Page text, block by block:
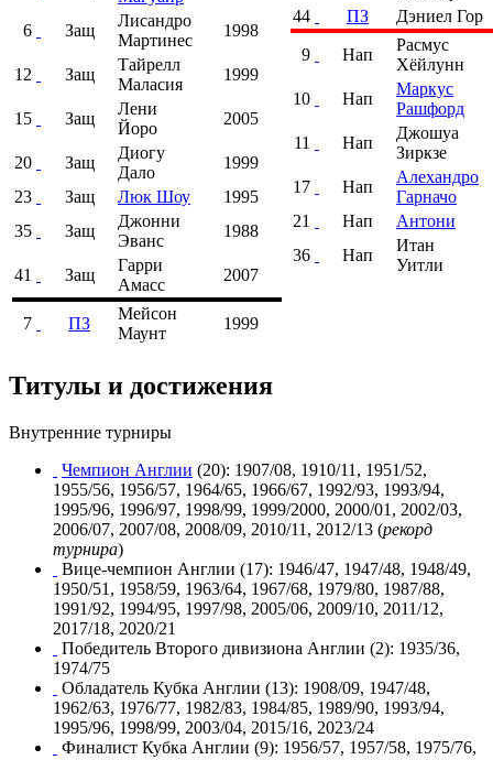
6 Защ
Лисандро
Мартинес
1998
12 Защ
Тайрелл
Маласия
1999
15 Защ
Лени
Йоро
2005
20 Защ
Диогу
Дало
1999
23
Защ Люк Шоу
1995
35
Защ
Джонни
Эванс
1988
41 Защ
Гарри
Амасс
2007
7 ПЗ
Мейсон
Маунт
1999
44
ПЗ Дэниел Гор
9 Нап
Расмус
Хёйлунн
10
Нап
Маркус
Рашфорд
11
Нап
Джошуа
Зиркзе
17
Нап
Алехандро
Гарначо
21
Нап
Антони
36
Нап
Итан
Уитли
Титулы и достижения
Внутренние турниры
Чемпион Англии (20): 1907/08, 1910/11 , 1951/52,
1955/56, 1956/57, 1964/65, 1966/67, 1992/93, 1993/94,
1995/96, 1996/97, 1998/99, 1999/2000, 2000/01 , 2002/03,
2006/07, 2007/08, 2008/09, 2010/11 , 2012/13 (рекорд
турнира)
Вице-чемпион Англии (17): 1946/47, 1947/48, 1948/49,
1950/51 , 1958/59, 1963/64, 1967/68, 1979/80, 1987/88,
1991/92, 1994/95, 1997/98, 2005/06, 2009/10, 2011/12,
2017/18, 2020/21
Победитель Второго дивизиона Англии (2): 1935/36,
1974/75
Обладатель Кубка Англии (13): 1908/09, 1947/48,
1962/63, 1976/77, 1982/83, 1984/85, 1989/90, 1993/94,
1995/96, 1998/99, 2003/04, 2015/16, 2023/24
Финалист Кубка Англии (9): 1956/57, 1957/58, 1975/76,